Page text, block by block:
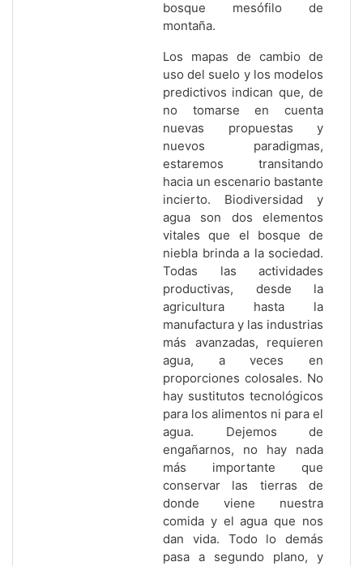
bosque mesófilo de
montaña.
Los mapas de cambio de
uso del suelo y los modelos
predictivos indican que, de
no tomarse en cuenta
nuevas propuestas y
nuevos paradigmas,
estaremos transitando
hacia un escenario bastante
incierto. Biodiversidad y
agua son dos elementos
vitales que el bosque de
niebla brinda a la sociedad.
Todas las actividades
productivas, desde la
agricultura hasta la
manufactura y las industrias
más avanzadas, requieren
agua, a veces en
proporciones colosales. No
hay sustitutos tecnológicos
para los alimentos ni para el
agua. Dejemos de
engañarnos, no hay nada
más importante que
conservar las tierras de
donde viene nuestra
comida y el agua que nos
dan vida. Todo lo demás
pasa a segundo plano, y